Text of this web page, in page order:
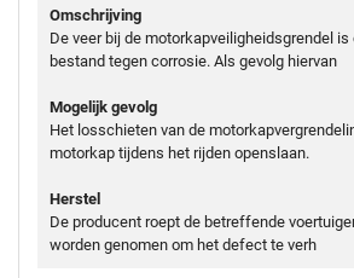
Omschrijving
De veer bij de motorkapveiligheidsgrendel is
bestand tegen corrosie. Als gevolg hiervan
Mogelijk gevolg
Het losschieten van de
motorkap tijdens het rijden openslaan.
Herstel
De producent roept de betreffende
worden genomen om het defect te verh